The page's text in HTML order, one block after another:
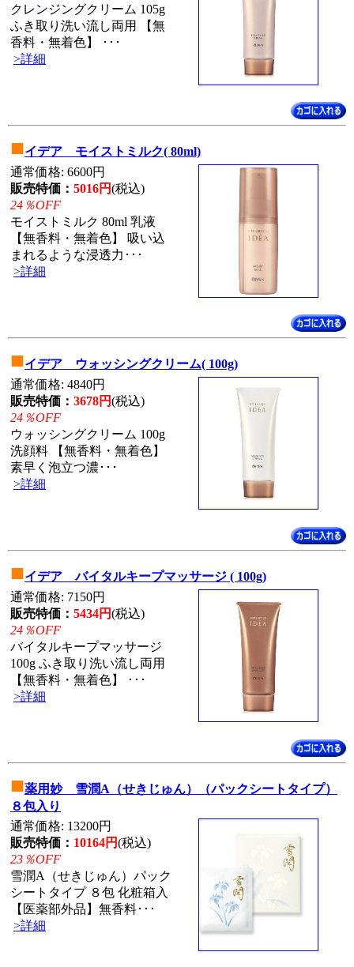
クレンジングクリーム 105g
ふき取り洗い流し両用 【無
香料・無着色】 ･･･
>詳細
■イデア モイストミルク( 80ml)
通常価格: 6600円
販売特価： 5016円(税込)
24％OFF
モイストミルク 80ml 乳液
【無香料・無着色】 吸い込
まれるような浸透力･･･
>詳細
■イデア ウォッシングクリーム( 100g)
通常価格: 4840円
販売特価： 3678円(税込)
24％OFF
ウォッシングクリーム 100g
洗顔料 【無香料・無着色】
素早く泡立つ濃･･･
>詳細
■イデア バイタルキープマッサージ ( 100g)
通常価格: 7150円
販売特価： 5434円(税込)
24％OFF
バイタルキープマッサージ
100g ふき取り洗い流し両用
【無香料・無着色】 ･･･
>詳細
■薬用妙 雪潤A（せきじゅん）（パックシートタイプ）
８包入り
通常価格: 13200円
販売特価： 10164円(税込)
23％OFF
雪潤A（せきじゅん）パック
シートタイプ ８包 化粧箱入
【医薬部外品】無香料･･･
>詳細